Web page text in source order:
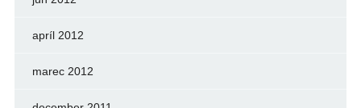
apríl 2012
marec 2012